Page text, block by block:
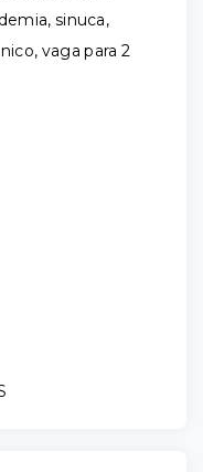
sinuca,
vaga para 2